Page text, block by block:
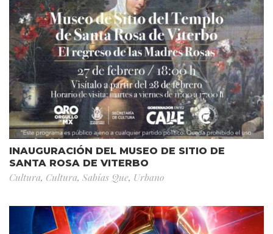
INAUGURACIÓN DEL MUSEO DE SITIO DE
SANTA ROSA DE VITERBO
Cultura, Cultura, Sabías Que, Urbano